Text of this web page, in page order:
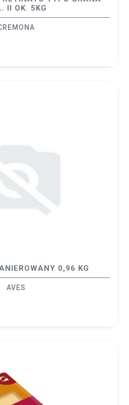
II OK. 5KG
0,96 KG
AVES